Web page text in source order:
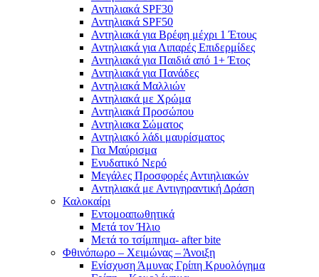
Αντηλιακά SPF30
Αντηλιακά SPF50
Αντηλιακά για Βρέφη μέχρι 1 Έτους
Αντηλιακά για Λιπαρές Επιδερμίδες
Αντηλιακά για Παιδιά από 1+ Έτος
Αντηλιακά για Πανάδες
Αντηλιακά Μαλλιών
Αντηλιακά με Χρώμα
Αντηλιακά Προσώπου
Αντηλιακα Σώματος
Αντηλιακό λάδι μαυρίσματος
Για Μαύρισμα
Ενυδατικό Νερό
Μεγάλες Προσφορές Αντιηλιακών
Αντηλιακά με Αντιγηραντική Δράση
Καλοκαίρι
Εντομοαπωθητικά
Μετά τον Ήλιο
Μετά το τσίμπημα- after bite
Φθινόπωρο – Χειμώνας – Άνοιξη
Ενίσχυση Άμυνας Γρίπη Κρυολόγημα